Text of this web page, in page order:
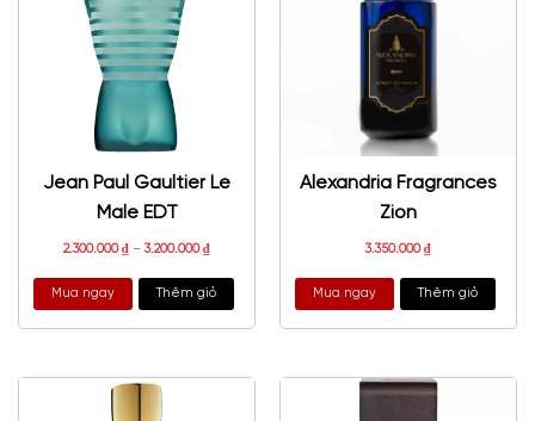
Jean Paul Gaultier Le
Male EDT
2.300.000₫ – 3.200.000₫
Mua ngay Thêm giỏ
Alexandria Fragrances
Zion
3.350.000₫
Mua ngay Thêm giỏ